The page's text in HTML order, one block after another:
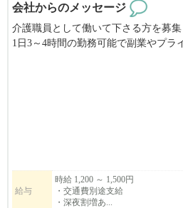
会社からのメッセージ
介護職員として働いて下さる方を募集
1日3～4時間の勤務可能で副業やプラ
（ご応募の際はびびなびを見たとお
す。）
給与
時給 1,200 ～ 1,500円
・交通費別途支給
・深夜割増あ...